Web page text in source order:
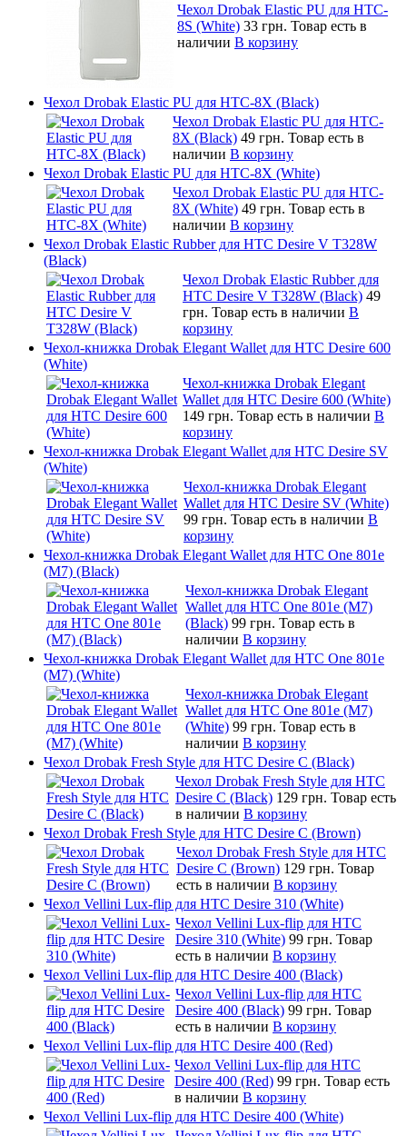
Чехол Drobak Elastic PU для HTC-
8S (White) 33 грн. Товар есть в
наличии В корзину
Чехол Drobak Elastic PU для HTC-8X (Black)
Чехол Drobak Elastic PU для HTC-
8X (Black) 49 грн. Товар есть в
наличии В корзину
Чехол Drobak Elastic PU для HTC-8X (White)
Чехол Drobak Elastic PU для HTC-
8X (White) 49 грн. Товар есть в
наличии В корзину
Чехол Drobak Elastic Rubber для HTC Desire V T328W
(Black)
Чехол Drobak Elastic Rubber для
HTC Desire V T328W (Black) 49
грн. Товар есть в наличии В
корзину
Чехол-книжка Drobak Elegant Wallet для HTC Desire 600
(White)
Чехол-книжка Drobak Elegant
Wallet для HTC Desire 600 (White)
149 грн. Товар есть в наличии В
корзину
Чехол-книжка Drobak Elegant Wallet для HTC Desire SV
(White)
Чехол-книжка Drobak Elegant
Wallet для HTC Desire SV (White)
99 грн. Товар есть в наличии В
корзину
Чехол-книжка Drobak Elegant Wallet для HTC One 801e
(M7) (Black)
Чехол-книжка Drobak Elegant
Wallet для HTC One 801e (M7)
(Black) 99 грн. Товар есть в
наличии В корзину
Чехол-книжка Drobak Elegant Wallet для HTC One 801e
(M7) (White)
Чехол-книжка Drobak Elegant
Wallet для HTC One 801e (M7)
(White) 99 грн. Товар есть в
наличии В корзину
Чехол Drobak Fresh Style для HTC Desire C (Black)
Чехол Drobak Fresh Style для HTC
Desire C (Black) 129 грн. Товар есть
в наличии В корзину
Чехол Drobak Fresh Style для HTC Desire C (Brown)
Чехол Drobak Fresh Style для HTC
Desire C (Brown) 129 грн. Товар
есть в наличии В корзину
Чехол Vellini Lux-flip для HTC Desire 310 (White)
Чехол Vellini Lux-flip для HTC
Desire 310 (White) 99 грн. Товар
есть в наличии В корзину
Чехол Vellini Lux-flip для HTC Desire 400 (Black)
Чехол Vellini Lux-flip для HTC
Desire 400 (Black) 99 грн. Товар
есть в наличии В корзину
Чехол Vellini Lux-flip для HTC Desire 400 (Red)
Чехол Vellini Lux-flip для HTC
Desire 400 (Red) 99 грн. Товар есть
в наличии В корзину
Чехол Vellini Lux-flip для HTC Desire 400 (White)